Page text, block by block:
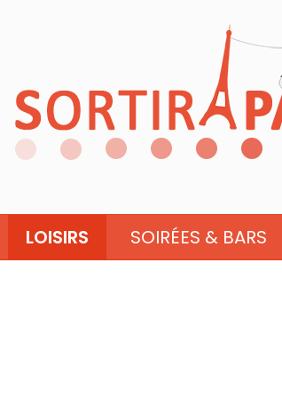
LOISIRS SOIRÉES & BARS